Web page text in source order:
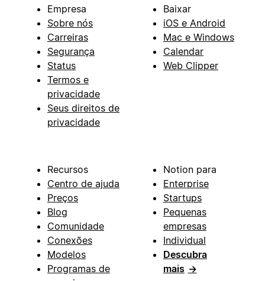
Empresa
Sobre nós
Carreiras
Segurança
Status
Termos e
privacidade
Seus direitos de
privacidade
Baixar
iOS e Android
Mac e Windows
Calendar
Web Clipper
Recursos
Centro de ajuda
Preços
Blog
Comunidade
Conexões
Modelos
Programas de
Notion para
Enterprise
Startups
Pequenas
empresas
Individual
Descubra
mais →